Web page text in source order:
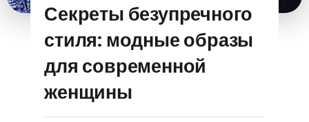
Секреты безупречного
стиля: модные образы
для современной
женщины